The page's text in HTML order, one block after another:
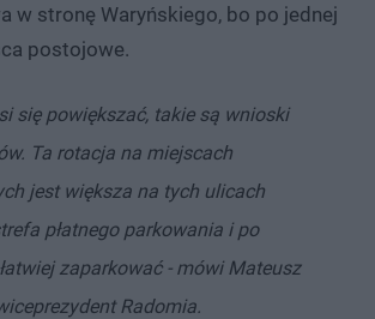
w stronę Waryńskiego, bo po jednej
postojowe.
się powiększać, takie są wnioski
Ta rotacja na miejscach
jest większa na tych ulicach
płatnego parkowania i po
zaparkować - mówi Mateusz
Radomia.